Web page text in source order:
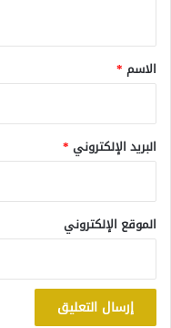
*
الاسم *
البريد الإلكتروني *
الموقع الإلكتروني